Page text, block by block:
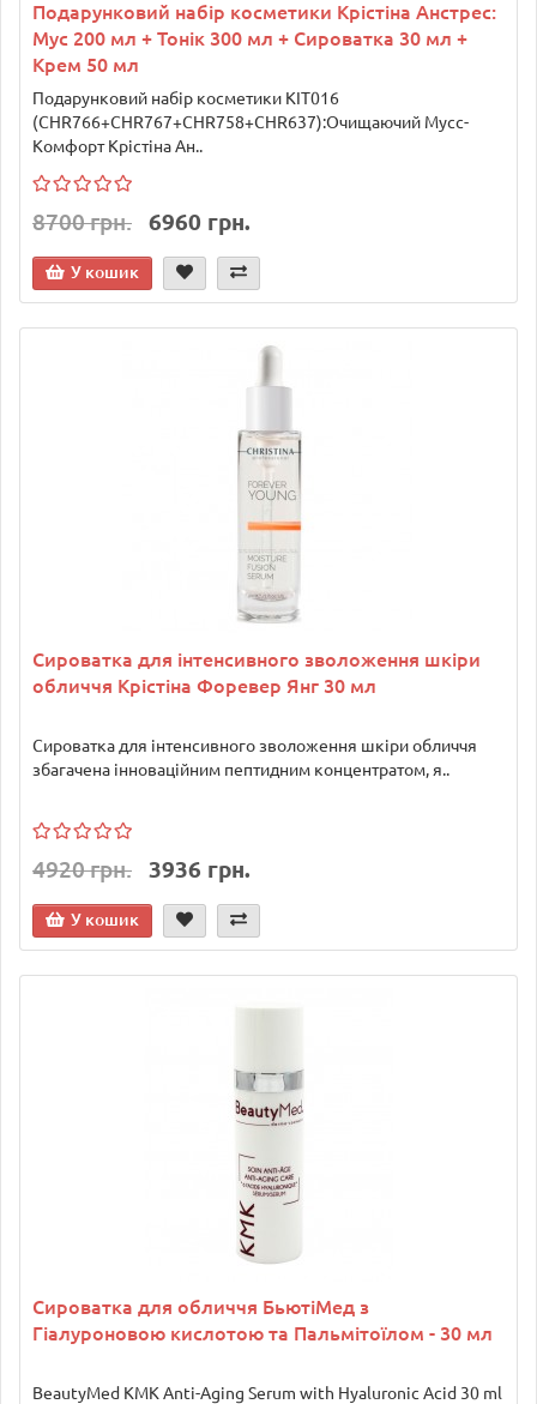
Подарунковий набір косметики Крістіна Анстрес:
Мус 200 мл + Тонік 300 мл + Сироватка 30 мл +
Крем 50 мл
Подарунковий набір косметики KIT016
(CHR766+CHR767+CHR758+CHR637):Очищаючий Мусс-
Комфорт Крістіна Ан..
8700 грн. 6960 грн.
У кошик
Сироватка для інтенсивного зволоження шкіри
обличчя Крістіна Форевер Янг 30 мл
Сироватка для інтенсивного зволоження шкіри обличчя
збагачена інноваційним пептидним концентратом, я..
4920 грн. 3936 грн.
У кошик
Сироватка для обличчя БьютіМед з
Гіалуроновою кислотою та Пальмітоїлом - 30 мл
BeautyMed KMK Anti-Aging Serum with Hyaluronic Acid 30 ml